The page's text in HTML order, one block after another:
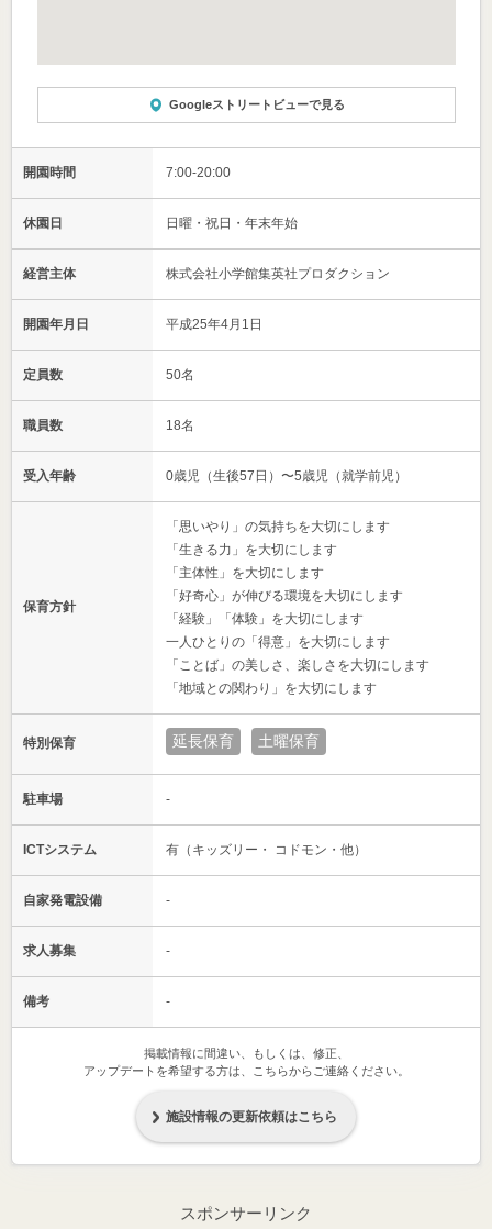
Googleストリートビューで見る
開園時間 7:00-20:00
休園日 日曜・祝日・年末年始
経営主体 株式会社小学館集英社プロダクション
開園年月日 平成25年4月1日
定員数 50名
職員数 18名
受入年齢 0歳児（生後57日）〜5歳児（就学前児）
保育方針
「思いやり」の気持ちを大切にします
「生きる力」を大切にします
「主体性」を大切にします
「好奇心」が伸びる環境を大切にします
「経験」「体験」を大切にします
一人ひとりの「得意」を大切にします
「ことば」の美しさ、楽しさを大切にします
「地域との関わり」を大切にします
特別保育 延長保育 土曜保育
駐車場 -
ICTシステム 有（キッズリー・ コドモン・他）
自家発電設備 -
求人募集 -
備考 -
掲載情報に間違い、もしくは、修正、
アップデートを希望する方は、こちらからご連絡ください。
施設情報の更新依頼はこちら
スポンサーリンク